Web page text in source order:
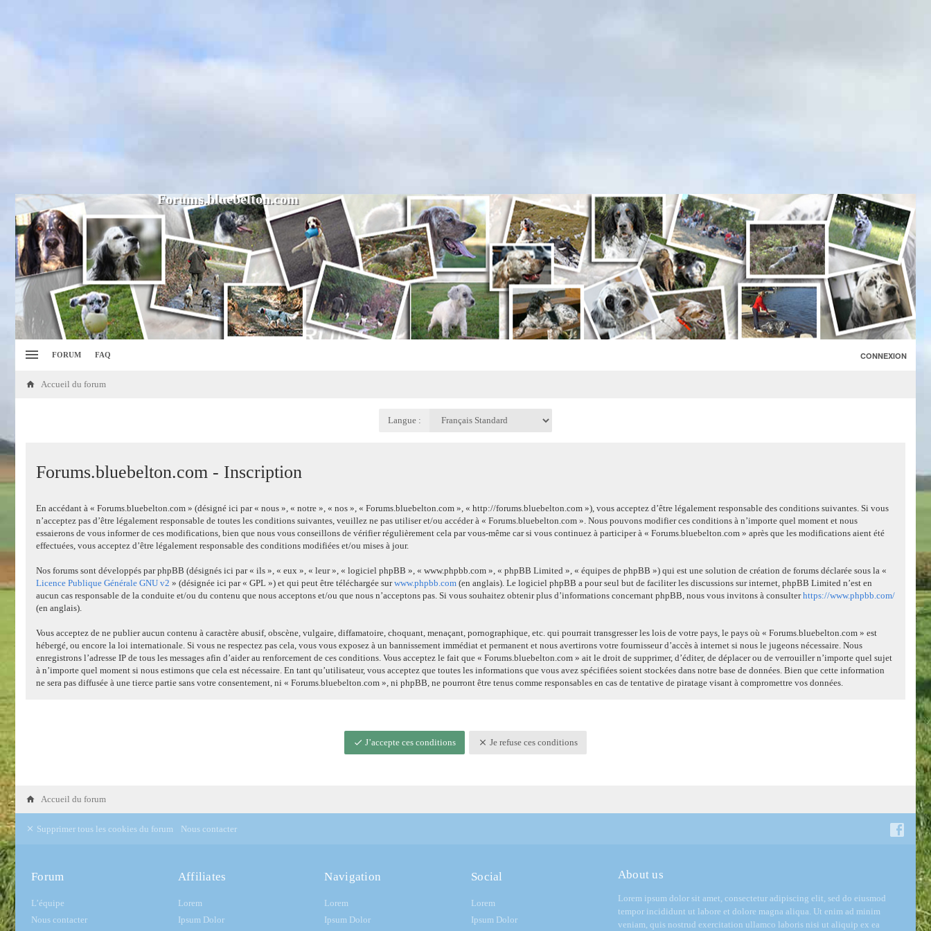
Forums.bluebelton.com
FORUM FAQ CONNEXION
Accueil du forum
Langue :
Forums.bluebelton.com - Inscription
En accédant à « Forums.bluebelton.com » (désigné ici par « nous », « notre », « nos », « Forums.bluebelton.com », « http://forums.bluebelton.com »), vous acceptez d’être légalement responsable des conditions suivantes. Si vous
n’acceptez pas d’être légalement responsable de toutes les conditions suivantes, veuillez ne pas utiliser et/ou accéder à « Forums.bluebelton.com ». Nous pouvons modifier ces conditions à n’importe quel moment et nous
essaierons de vous informer de ces modifications, bien que nous vous conseillons de vérifier régulièrement cela par vous-même car si vous continuez à participer à « Forums.bluebelton.com » après que les modifications aient été
effectuées, vous acceptez d’être légalement responsable des conditions modifiées et/ou mises à jour.
Nos forums sont développés par phpBB (désignés ici par « ils », « eux », « leur », « logiciel phpBB », « www.phpbb.com », « phpBB Limited », « équipes de phpBB ») qui est une solution de création de forums déclarée sous la «
Licence Publique Générale GNU v2 » (désignée ici par « GPL ») et qui peut être téléchargée surwww.phpbb.com (en anglais). Le logiciel phpBB a pour seul but de faciliter les discussions sur internet, phpBB Limited n’est en
aucun cas responsable de la conduite et/ou du contenu que nous acceptons et/ou que nous n’acceptons pas. Si vous souhaitez obtenir plus d’informations concernant phpBB, nous vous invitons à consulterhttps://www.phpbb.com/
(en anglais).
Vous acceptez de ne publier aucun contenu à caractère abusif, obscène, vulgaire, diffamatoire, choquant, menaçant, pornographique, etc. qui pourrait transgresser les lois de votre pays, le pays où « Forums.bluebelton.com » est
hébergé, ou encore la loi internationale. Si vous ne respectez pas cela, vous vous exposez à un bannissement immédiat et permanent et nous avertirons votre fournisseur d’accès à internet si nous le jugeons nécessaire. Nous
enregistrons l’adresse IP de tous les messages afin d’aider au renforcement de ces conditions. Vous acceptez le fait que « Forums.bluebelton.com » ait le droit de supprimer, d’éditer, de déplacer ou de verrouiller n’importe quel sujet
à n’importe quel moment si nous estimons que cela est nécessaire. En tant qu’utilisateur, vous acceptez que toutes les informations que vous avez spécifiées soient stockées dans notre base de données. Bien que cette information
ne sera pas diffusée à une tierce partie sans votre consentement, ni « Forums.bluebelton.com », ni phpBB, ne pourront être tenus comme responsables en cas de tentative de piratage visant à compromettre vos données.
J’accepte ces conditions Je refuse ces conditions
Accueil du forum
Supprimer tous les cookies du forum Nous contacter
Forum
L’équipe
Nous contacter
Affiliates
Lorem
Ipsum Dolor
Navigation
Lorem
Ipsum Dolor
Social
Lorem
Ipsum Dolor
About us
Lorem ipsum dolor sit amet, consectetur adipiscing elit, sed do eiusmod
tempor incididunt ut labore et dolore magna aliqua. Ut enim ad minim
veniam, quis nostrud exercitation ullamco laboris nisi ut aliquip ex ea